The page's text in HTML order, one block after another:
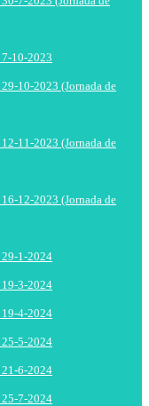
10-2023
10-2023 (Jornada de
11-2023 (Jornada de
12-2023 (Jornada de
1-2024
3-2024
4-2024
5-2024
6-2024
7-2024